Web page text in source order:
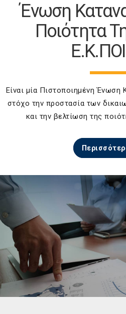
Ένωση
Ποιότητα
Είναι μία Πιστοποιημένη
στόχο την προστασία των
και την βελτίωση της